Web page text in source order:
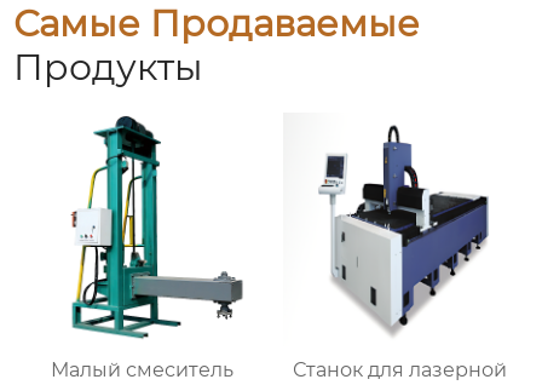
Самые Продаваемые
Продукты
Малый смеситель
Станок для лазерной